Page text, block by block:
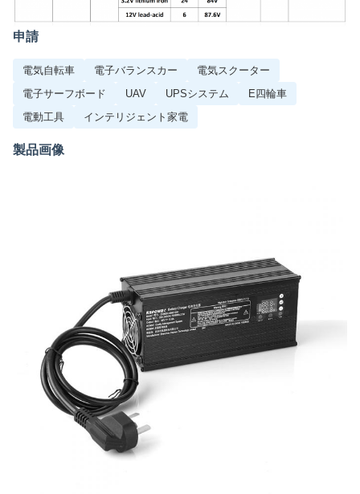
申請
電気自転車 電子バランスカー
電気スクーター
電子サーフボード
UAV UPSシステム
E四輪車
電動工具
インテリジェント家電
製品画像